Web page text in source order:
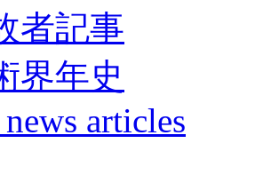
者記事
界年史
articles